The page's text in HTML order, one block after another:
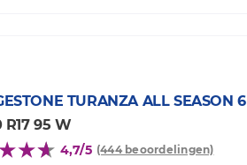
TURANZA ALL SEASON 6
R17 95 W
4,7/5 (444 beoordelingen)